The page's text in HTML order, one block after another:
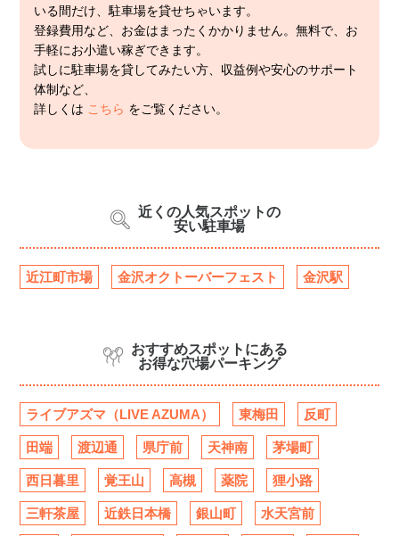
いる間だけ、駐車場を貸せちゃいます。
登録費用など、お金はまったくかかりません。無料で、お
手軽にお小遣い稼ぎできます。
試しに駐車場を貸してみたい方、収益例や安心のサポート
体制など、
詳しくは こちら をご覧ください。
近くの人気スポットの
安い駐車場
近江町市場 金沢オクトーバーフェスト 金沢駅
おすすめスポットにある
お得な穴場パーキング
ライブアズマ（LIVE AZUMA） 東梅田 反町
田端 渡辺通 県庁前 天神南 茅場町
西日暮里 覚王山 高槻 薬院 狸小路
三軒茶屋 近鉄日本橋 銀山町 水天宮前